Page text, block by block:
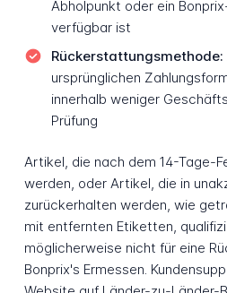
Abholpunkt oder ein
verfügbar ist
Rückerstattungsmethode:
ursprünglichen
innerhalb weniger
Prüfung
Artikel, die nach dem 14-Tage-
werden, oder Artikel, die in
zurückerhalten werden, wie
mit entfernten Etiketten,
möglicherweise nicht für eine
Bonprix's Ermessen.